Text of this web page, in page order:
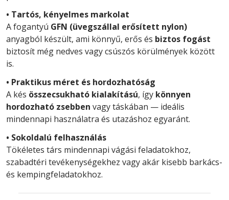
• Tartós, kényelmes markolat
A fogantyú GFN (üvegszállal erősített nylon)
anyagból készült, ami könnyű, erős és biztos fogást
biztosít még nedves vagy csúszós körülmények között
is.
• Praktikus méret és hordozhatóság
A kés összecsukható kialakítású, így könnyen
hordozható zsebben vagy táskában — ideális
mindennapi használatra és utazáshoz egyaránt.
• Sokoldalú felhasználás
Tökéletes társ mindennapi vágási feladatokhoz,
szabadtéri tevékenységekhez vagy akár kisebb barkács-
és kempingfeladatokhoz.